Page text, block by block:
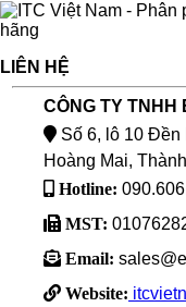
LIÊN HỆ
CÔNG TY
Số 6, lô 10
Hoàng Mai,
Hotline:
MST:
Email:
Website: